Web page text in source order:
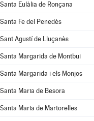
Santa Eulàlia de Ronçana
Santa Fe del Penedès
Sant Agustí de Lluçanès
Santa Margarida de Montbui
Santa Margarida i els Monjos
Santa Maria de Besora
Santa Maria de Martorelles